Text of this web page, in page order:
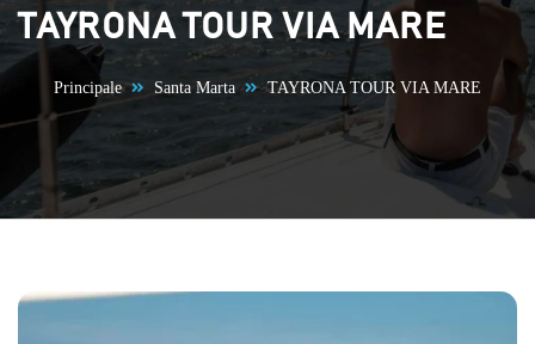
TAYRONA TOUR VIA MARE
Principale Santa Marta TAYRONA TOUR VIA MARE